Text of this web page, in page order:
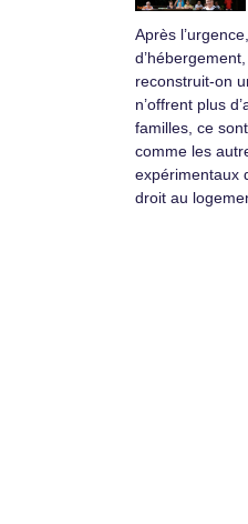
Après
reconstruit-on
n’offrent plus
familles, ce
comme les
expérimentaux
droit au